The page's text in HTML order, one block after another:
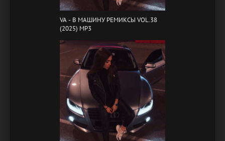
VA - B МАШИНУ РЕМИКСЫ VOL.38
(2025) MP3